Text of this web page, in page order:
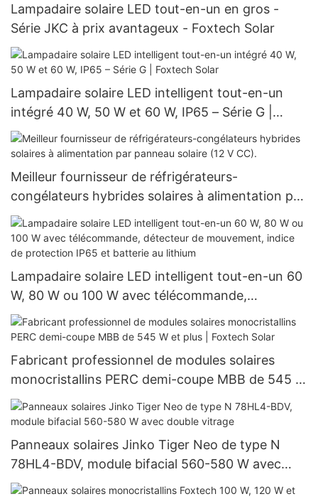
Lampadaire solaire LED tout-en-un en gros -
Série JKC à prix avantageux - Foxtech Solar
Lampadaire solaire LED intelligent tout-en-un
intégré 40 W, 50 W et 60 W, IP65 – Série G |
Foxtech Solar
Meilleur fournisseur de réfrigérateurs-
congélateurs hybrides solaires à alimentation par
panneau solaire (12 V CC).
Lampadaire solaire LED intelligent tout-en-un 60
W, 80 W ou 100 W avec télécommande,
détecteur de mouvement, indice de protection
IP65 et batterie au lithium
Fabricant professionnel de modules solaires
monocristallins PERC demi-coupe MBB de 545 W
et plus | Foxtech Solar
Panneaux solaires Jinko Tiger Neo de type N
78HL4-BDV, module bifacial 560-580 W avec
double vitrage